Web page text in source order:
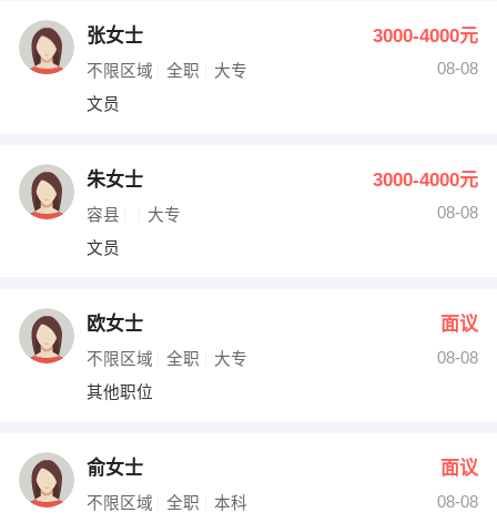
张女士 3000-4000元
不限区域 全职 大专
08-08
文员
朱女士 3000-4000元
容县 大专
08-08
文员
欧女士 面议
不限区域 全职 大专
08-08
其他职位
俞女士 面议
不限区域 全职 本科
08-08